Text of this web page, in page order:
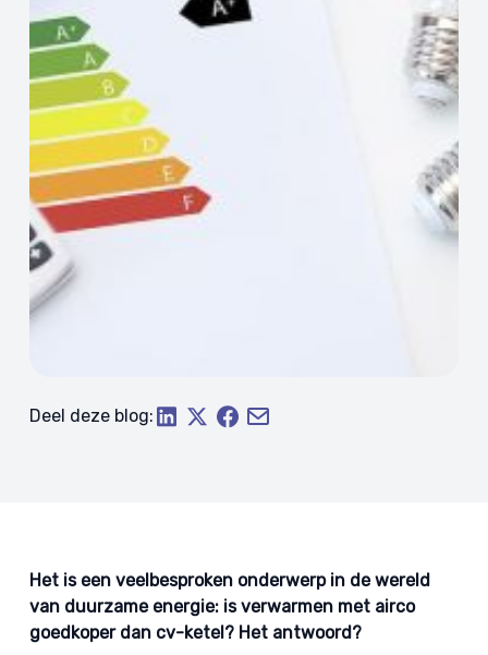
Deel deze blog:
Het is een veelbesproken onderwerp in de wereld
van duurzame energie: is verwarmen met airco
goedkoper dan cv-ketel? Het antwoord?